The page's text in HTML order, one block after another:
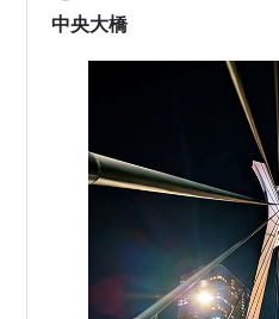
中央大橋